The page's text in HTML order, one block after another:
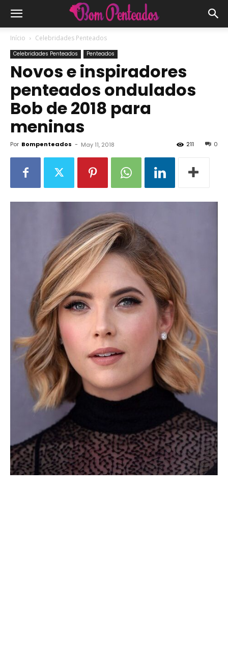
Início Celebridades Penteados
Celebridades Penteados Penteados
Novos e inspiradores
penteados ondulados
Bob de 2018 para
meninas
Por Bompenteados - May 11, 2018 0
211